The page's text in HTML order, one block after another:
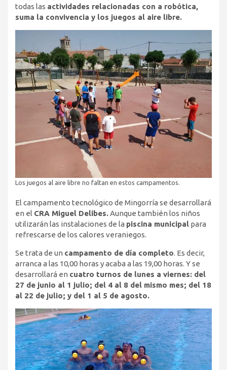
todas las actividades relacionadas con a robótica,
suma la convivencia y los juegos al aire libre.
Los juegos al aire libre no faltan en estos campamentos.
El campamento tecnológico de Mingorría se desarrollará
en el CRA Miguel Delibes.Aunque también los niños
utilizarán las instalaciones de la piscina municipal para
refrescarse de los calores veraniegos.
Se trata de un campamento de día completo. Es decir,
arranca a las 10,00 horas y acaba a las 19,00 horas. Y se
desarrollará en cuatro turnos de lunes a viernes: del
27 de junio al 1 julio; del 4 al 8 del mismo mes; del 18
al 22 de julio; y del 1 al 5 de agosto.